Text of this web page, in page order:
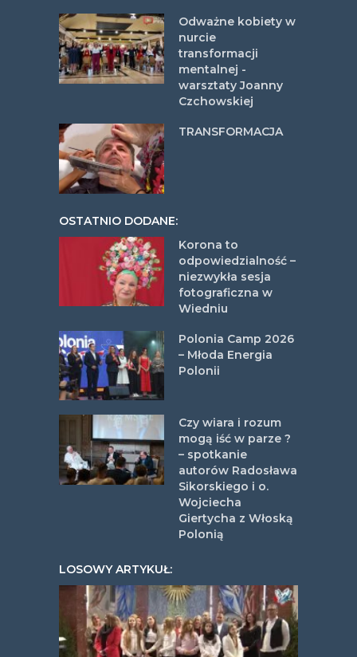
Odważne kobiety w
nurcie
transformacji
mentalnej -
warsztaty Joanny
Czchowskiej
TRANSFORMACJA
OSTATNIO DODANE:
Korona to
odpowiedzialność –
niezwykła sesja
fotograficzna w
Wiedniu
Polonia Camp 2026
– Młoda Energia
Polonii
Czy wiara i rozum
mogą iść w parze ?
– spotkanie
autorów Radosława
Sikorskiego i o.
Wojciecha
Giertycha z Włoską
Polonią
LOSOWY ARTYKUŁ: